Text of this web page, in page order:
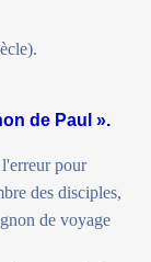
de Paul ».
pour
des disciples,
de voyage